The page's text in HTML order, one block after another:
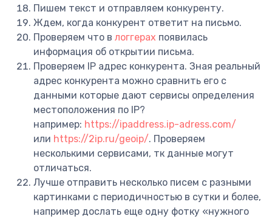
Пишем текст и отправляем конкуренту.
Ждем, когда конкурент ответит на письмо.
Проверяем что в логгерах появилась
информация об открытии письма.
Проверяем IP адрес конкурента. Зная реальный
адрес конкурента можно сравнить его с
данными которые дают сервисы определения
местоположения по IP?
например: https://ipaddress.ip-adress.com/
или https://2ip.ru/geoip/. Проверяем
несколькими сервисами, тк данные могут
отличаться.
Лучше отправить несколько писем с разными
картинками с периодичностью в сутки и более,
например дослать еще одну фотку «нужного